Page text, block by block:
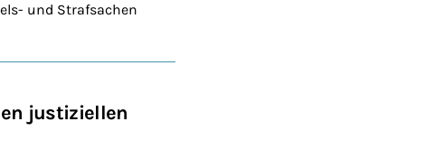
und Strafsachen
justiziellen